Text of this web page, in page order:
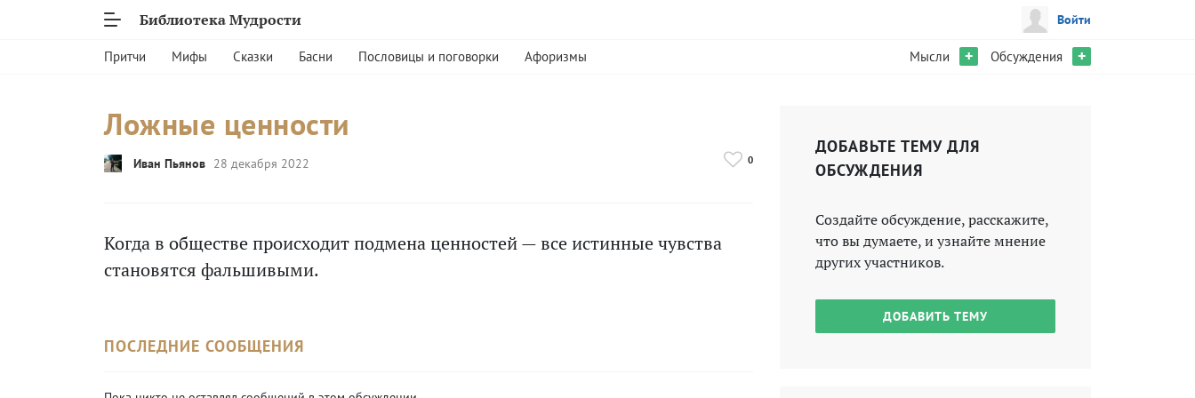
Библиотека Мудрости Войти
Притчи Мифы Сказки Басни Пословицы и поговорки Афоризмы Мысли + Обсуждения +
Ложные ценности
Иван Пьянов 28 декабря 2022 0
Когда в обществе происходит подмена ценностей — все истинные чувства
становятся фальшивыми.
ПОСЛЕДНИЕ СООБЩЕНИЯ
ДОБАВЬТЕ ТЕМУ ДЛЯ
ОБСУЖДЕНИЯ
Создайте обсуждение, расскажите,
что вы думаете, и узнайте мнение
других участников.
ДОБАВИТЬ ТЕМУ